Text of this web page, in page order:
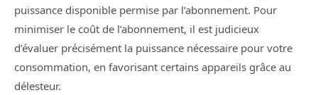
puissance disponible permise par l’abonnement. Pour
minimiser le coût de l’abonnement, il est judicieux
d’évaluer précisément la puissance nécessaire pour votre
consommation, en favorisant certains appareils grâce au
délesteur.